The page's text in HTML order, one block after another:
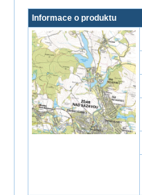
Informace o produktu